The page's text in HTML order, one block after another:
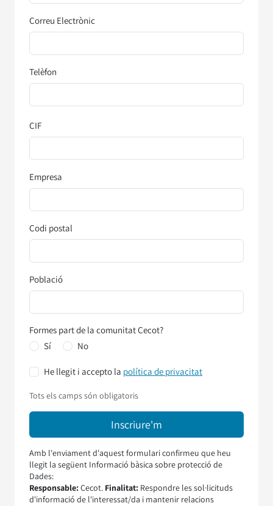
Correu Electrònic
Telèfon
CIF
Empresa
Codi postal
Població
Formes part de la comunitat Cecot?
Sí
No
He llegit i accepto la política de privacitat
Tots els camps són obligatoris
Amb l'enviament d'aquest formulari confirmeu que heu
llegit la següent Informació bàsica sobre protecció de
Dades:
Responsable:Cecot. Finalitat: Respondre les sol·licituds
d'informació de l'interessat/da i mantenir relacions